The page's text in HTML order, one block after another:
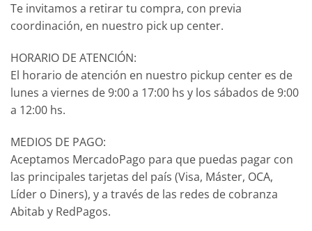
Te invitamos a retirar tu compra, con previa
coordinación, en nuestro pick up center.
HORARIO DE ATENCIÓN:
El horario de atención en nuestro pickup center es de
lunes a viernes de 9:00 a 17:00 hs y los sábados de 9:00
a 12:00 hs.
MEDIOS DE PAGO:
Aceptamos MercadoPago para que puedas pagar con
las principales tarjetas del país (Visa, Máster, OCA,
Líder o Diners), y a través de las redes de cobranza
Abitab y RedPagos.